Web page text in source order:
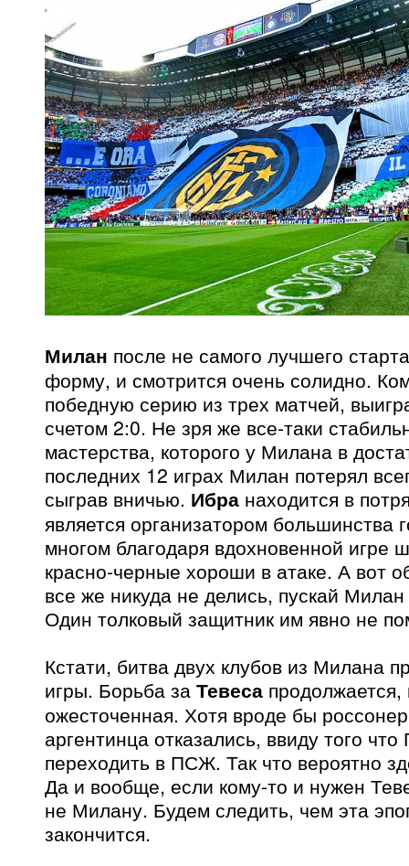
Милан после не самого лучшего
форму, и смотрится очень солидно.
победную серию из трех матчей,
счетом 2:0. Не зря же все-таки
мастерства, которого у Милана в
последних 12 играх Милан потерял
сыграв вничью. Ибра находится в
является организатором большинства
многом благодаря вдохновенной игре
красно-черные хороши в атаке. А вот
все же никуда не делись, пускай
Один толковый защитник им явно не
Кстати, битва двух клубов из Милана
игры. Борьба за Тевеса
ожесточенная. Хотя вроде бы
аргентинца отказались, ввиду того
переходить в ПСЖ. Так что вероятно
Да и вообще, если кому-то и нужен
не Милану. Будем следить, чем эта
закончится.